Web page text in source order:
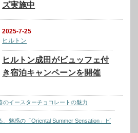
ズ実施中
2025-7-25
ヒルトン
ヒルトン成田がビュッフェ付
き宿泊キャンペーンを開催
のイースターチョコレートの魅力
、魅惑の「Oriental Summer Sensation」ビ